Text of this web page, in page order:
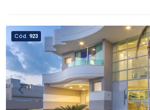
Cód. 923